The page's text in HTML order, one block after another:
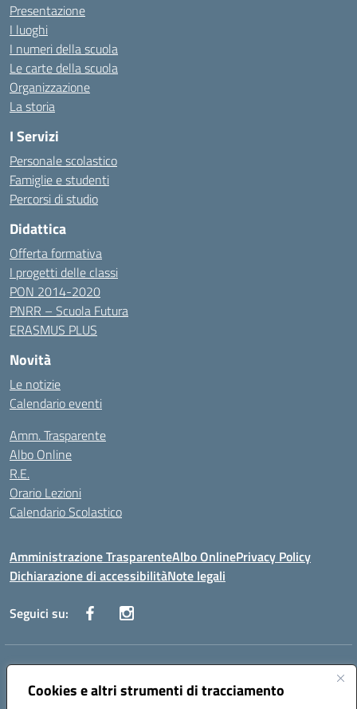
Cookies e altri strumenti di tracciamento
Presentazione
I luoghi
I numeri della scuola
Le carte della scuola
Organizzazione
La storia
I Servizi
Personale scolastico
Famiglie e studenti
Percorsi di studio
Didattica
Offerta formativa
I progetti delle classi
PON 2014-2020
PNRR – Scuola Futura
ERASMUS PLUS
Novità
Le notizie
Calendario eventi
Amm. Trasparente
Albo Online
R.E.
Orario Lezioni
Calendario Scolastico
Amministrazione TrasparenteAlbo OnlinePrivacy Policy
Dichiarazione di accessibilitàNote legali
Seguici su:
Indirizzo:Via Vecchini n. 2, Ancona 60123 - Via M. Marini n. 33, Ancona
60129